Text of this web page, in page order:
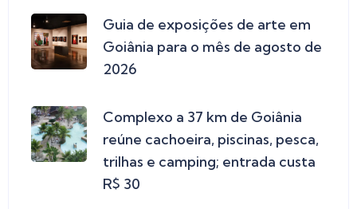
Guia de exposições de arte em
Goiânia para o mês de agosto de
2026
Complexo a 37 km de Goiânia
reúne cachoeira, piscinas, pesca,
trilhas e camping; entrada custa
R$ 30